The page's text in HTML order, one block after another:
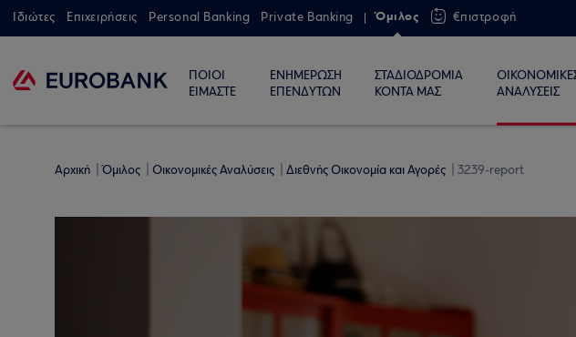
Ιδιώτες Επιχειρήσεις Personal Banking Private Banking Όμιλος €πιστροφή
ΠΟΙΟΙ
ΕΙΜΑΣΤΕ
ΕΝΗΜΕΡΩΣΗ
ΕΠΕΝΔΥΤΩΝ
ΣΤΑΔΙΟΔΡΟΜΙΑ
ΚΟΝΤΑ ΜΑΣ
ΑΝΑΛΥΣΕΙΣ
Αρχική Όμιλος Οικονομικές Αναλύσεις Διεθνής Οικονομία και Αγορές 3239-report